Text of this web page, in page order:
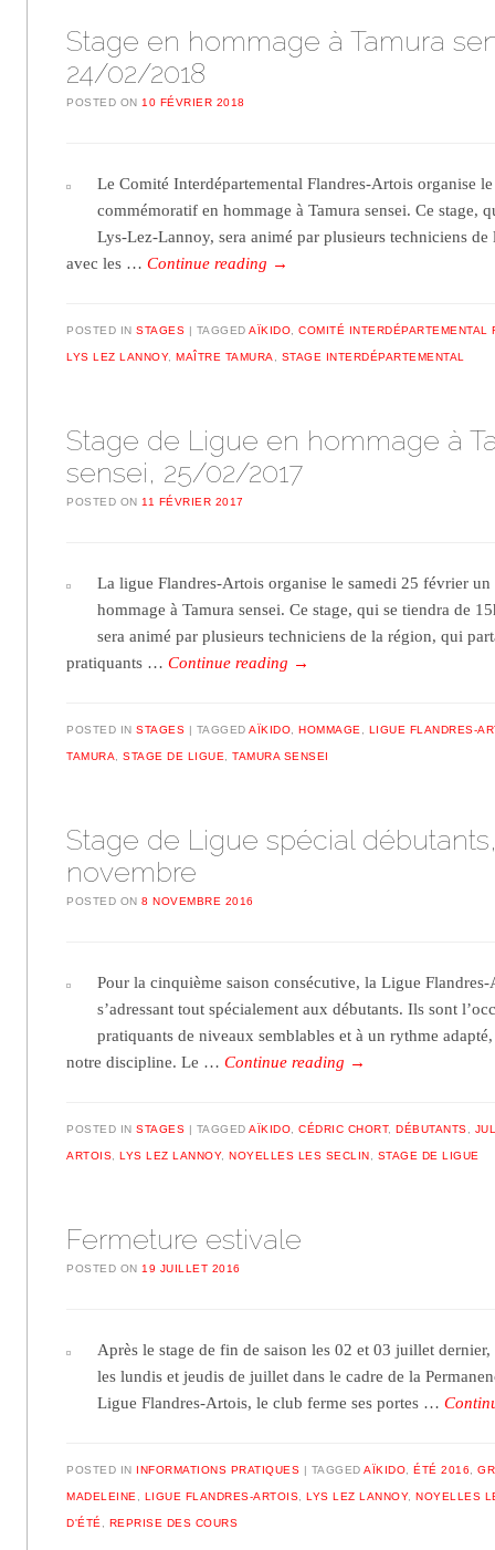
Stage en hommage à Tamura
24/02/2018
POSTED ON 10 FÉVRIER 2018
Le Comité Interdépartemental Flandres-Artois organise
commémoratif en hommage à Tamura sensei. Ce stage,
Lys-Lez-Lannoy, sera animé par plusieurs techniciens
avec les …Continue reading →
POSTED INSTAGES TAGGEDAÏKIDO,COMITÉ INTERDÉPARTEMENTAL
LYS LEZ LANNOY, MAÎTRE TAMURA, STAGE INTERDÉPARTEMENTAL
Stage de Ligue en hommage à
sensei, 25/02/2017
POSTED ON 11 FÉVRIER 2017
La ligue Flandres-Artois organise le samedi 25 février
hommage à Tamura sensei. Ce stage, qui se tiendra de
sera animé par plusieurs techniciens de la région, qui
pratiquants …Continue reading →
POSTED INSTAGES TAGGEDAÏKIDO,HOMMAGE, LIGUE FLANDRES-
TAMURA,STAGE DE LIGUE,TAMURA SENSEI
Stage de Ligue spécial
novembre
POSTED ON8 NOVEMBRE 2016
Pour la cinquième saison consécutive, la Ligue Flandres-
s’adressant tout spécialement aux débutants. Ils sont
pratiquants de niveaux semblables et à un rythme
notre discipline. Le …Continue reading →
POSTED INSTAGES TAGGEDAÏKIDO ,CÉDRIC CHORT,DÉBUTANTS
ARTOIS ,LYS LEZ LANNOY,NOYELLES LES SECLIN STAGE DE LIGUE
Fermeture estivale
POSTED ON 19 JUILLET 2016
Après le stage de fin de saison les 02 et 03 juillet
les lundis et jeudis de juillet dans le cadre de la
Ligue Flandres-Artois, le club ferme ses portes …
POSTED IN INFORMATIONS PRATIQUES TAGGEDAÏKIDO ,ÉTÉ 2016 ,
MADELEINE LIGUE FLANDRES-ARTOIS ,LYS LEZ LANNOY,NOYELLES
D'ÉTÉ REPRISE DES COURS